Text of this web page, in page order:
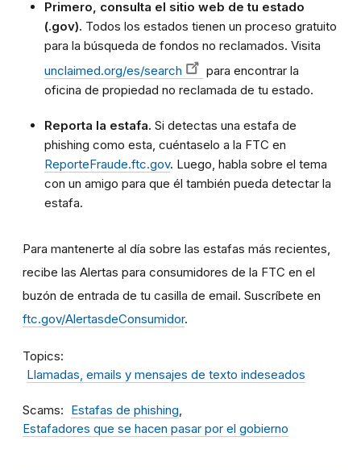
Primero, consulta el sitio web de tu estado
(.gov). Todos los estados tienen un proceso gratuito
para la búsqueda de fondos no reclamados. Visita
unclaimed.org/es/search
para encontrar la
oficina de propiedad no reclamada de tu estado.
Reporta la estafa. Si detectas una estafa de
phishing como esta, cuéntaselo a la FTC en
ReporteFraude.ftc.gov. Luego, habla sobre el tema
con un amigo para que él también pueda detectar la
estafa.
Para mantenerte al día sobre las estafas más recientes,
recibe las Alertas para consumidores de la FTC en el
buzón de entrada de tu casilla de email. Suscríbete en
ftc.gov/AlertasdeConsumidor.
Topics
Llamadas, emails y mensajes de texto indeseados
Scams
Estafas de phishing
Estafadores que se hacen pasar por el gobierno